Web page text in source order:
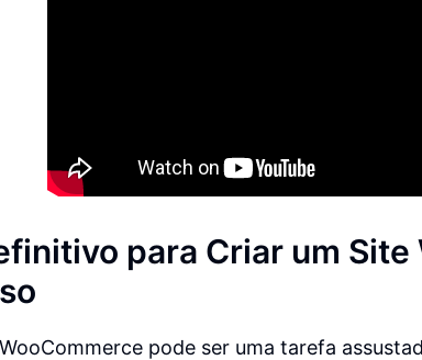
para Criar um
pode ser uma tarefa